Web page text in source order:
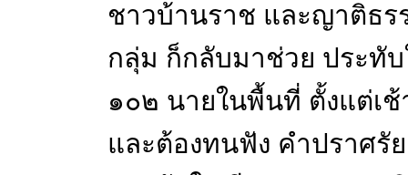
ชาวบ้านราช และญาติธร
กลุ่ม ก็กลับมาช่วย ประทั
๑๐๒ นายในพื้นที่ ตั้งแต่เ
และต้องทนฟัง คำปราศรั